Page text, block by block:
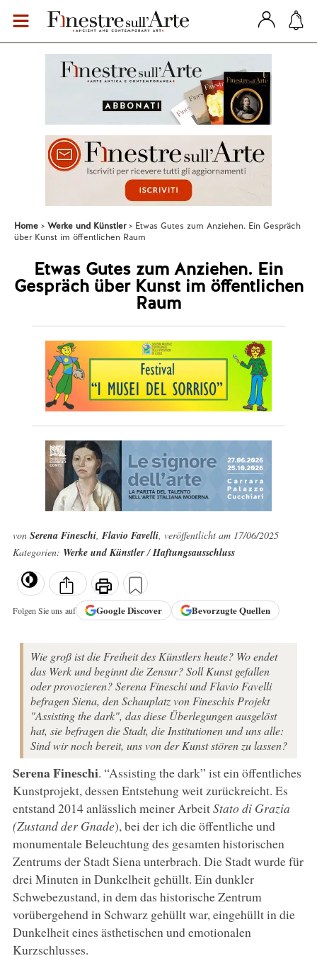
Home Werke und Künstler
Etwas Gutes zum Anziehen. Ein Gespräch
über Kunst im öffentlichen Raum
Etwas Gutes zum Anziehen. Ein
Gespräch über Kunst im öffentlichen
Raum
von Serena Fineschi, Flavio Favelli, veröffentlicht am 17/06/2025
Kategorien: Werke und Künstler/Haftungsausschluss
Folgen Sie uns auf GoogleDiscover Bevorzugte Quellen
Wie groß ist die Freiheit des Künstlers heute? Wo endet
das Werk und beginnt die Zensur? Soll Kunst gefallen
oder provozieren? Serena Fineschi und Flavio Favelli
befragen Siena, den Schauplatz von Fineschis Projekt
"Assisting the dark", das diese Überlegungen ausgelöst
hat, sie befragen die Stadt, die Institutionen und uns alle:
Sind wir noch bereit, uns von der Kunst stören zu lassen?
Serena Fineschi. “Assisting the dark” ist ein öffentliches
Kunstprojekt, dessen Entstehung weit zurückreicht. Es
entstand 2014 anlässlich meiner ArbeitStato di Grazia
(Zustand der Gnade), bei der ich die öffentliche und
monumentale Beleuchtung des gesamten historischen
Zentrums der Stadt Siena unterbrach. Die Stadt wurde für
drei Minuten in Dunkelheit gehüllt. Ein dunkler
Schwebezustand, in dem das historische Zentrum
vorübergehend in Schwarz gehüllt war, eingehüllt in die
Dunkelheit eines ästhetischen und emotionalen
Kurzschlusses.